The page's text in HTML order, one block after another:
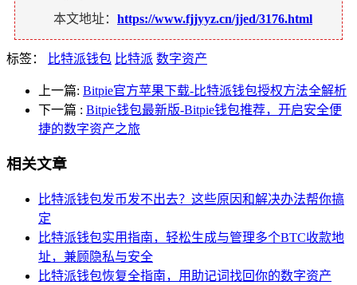
本文地址： https://www.fjjyyz.cn/jjed/3176.html
标签： 比特派钱包 比特派 数字资产
上一篇: Bitpie官方苹果下载-比特派钱包授权方法全解析
下一篇 : Bitpie钱包最新版-Bitpie钱包推荐，开启安全便
捷的数字资产之旅
相关文章
比特派钱包发币发不出去？这些原因和解决办法帮你搞
定
比特派钱包实用指南，轻松生成与管理多个BTC收款地
址，兼顾隐私与安全
比特派钱包恢复全指南，用助记词找回你的数字资产